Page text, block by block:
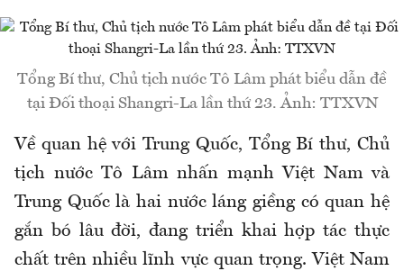
Tổng Bí thư, Chủ tịch nước Tô Lâm phát biểu dẫn đề
tại Đối thoại Shangri-La lần thứ 23. Ảnh: TTXVN
Về quan hệ với Trung Quốc, Tổng Bí thư, Chủ
tịch nước Tô Lâm nhấn mạnh Việt Nam và
Trung Quốc là hai nước láng giềng có quan hệ
gắn bó lâu đời, đang triển khai hợp tác thực
chất trên nhiều lĩnh vực quan trọng. Việt Nam